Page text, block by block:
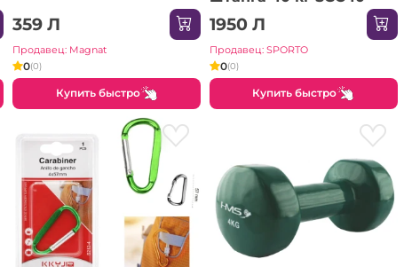
359 Л
Продавец: Magnat
0(0)
Купить быстро
1950 Л
Продавец: SPORTO
0(0)
Купить быстро